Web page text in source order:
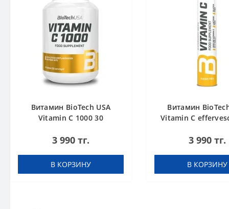
Витамин BioTech USA
Vitamin C 1000 30
3 990 тг.
В КОРЗИНУ
Витамин
Vitamin C
(шипучка)
3 990 тг.
В КОРЗИНУ